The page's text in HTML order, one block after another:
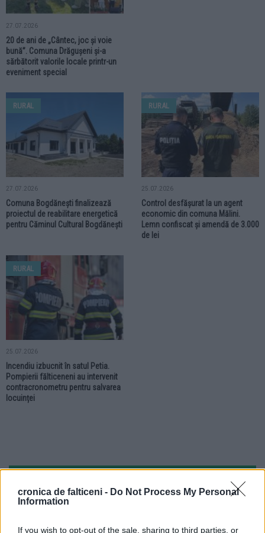
cronica de falticeni - Do Not Process My Personal
Information
If you wish to opt-out of the sale, sharing to third parties, or
27.07.2026
20 de ani de „Cântec, joc și voie
bună”. Comuna Drăgușeni și-a
sărbătorit valorile locale printr-un
eveniment special
RURAL
27.07.2026
Comuna Bogdănești finalizează
proiectul de reabilitare energetică
pentru Căminul Cultural Bogdănești
RURAL
25.07.2026
Control desfășurat la un agent
economic din comuna Mălini.
Lemn confiscat și amendă de 3.000
de lei
RURAL
25.07.2026
Incendiu izbucnit în satul Petia.
Pompierii fălticeneni au intervenit
contracronometru pentru salvarea
locuinței